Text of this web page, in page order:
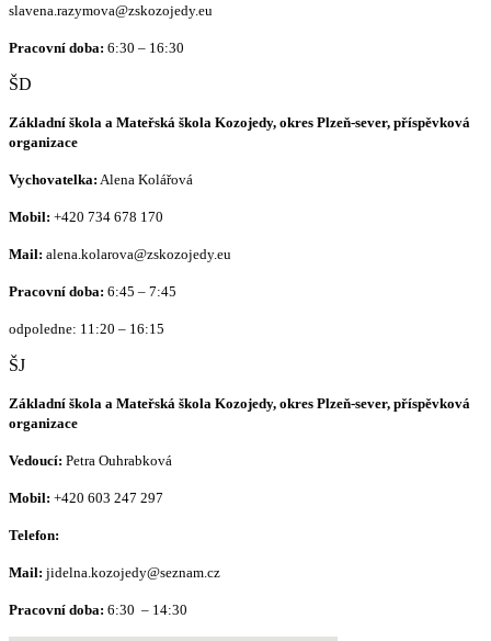
slavena.razymova@zskozojedy.eu
Pracovní doba: 6:30 – 16:30
ŠD
Základní škola a Mateřská škola Kozojedy, okres Plzeň-sever, příspěvková
organizace
Vychovatelka: Alena Kolářová
Mobil: +420 734 678 170
Mail: alena.kolarova@zskozojedy.eu
Pracovní doba: 6:45 – 7:45
odpoledne: 11:20 – 16:15
ŠJ
Základní škola a Mateřská škola Kozojedy, okres Plzeň-sever, příspěvková
organizace
Vedoucí: Petra Ouhrabková
Mobil: +420 603 247 297
Telefon:
Mail: jidelna.kozojedy@seznam.cz
Pracovní doba: 6:30 – 14:30